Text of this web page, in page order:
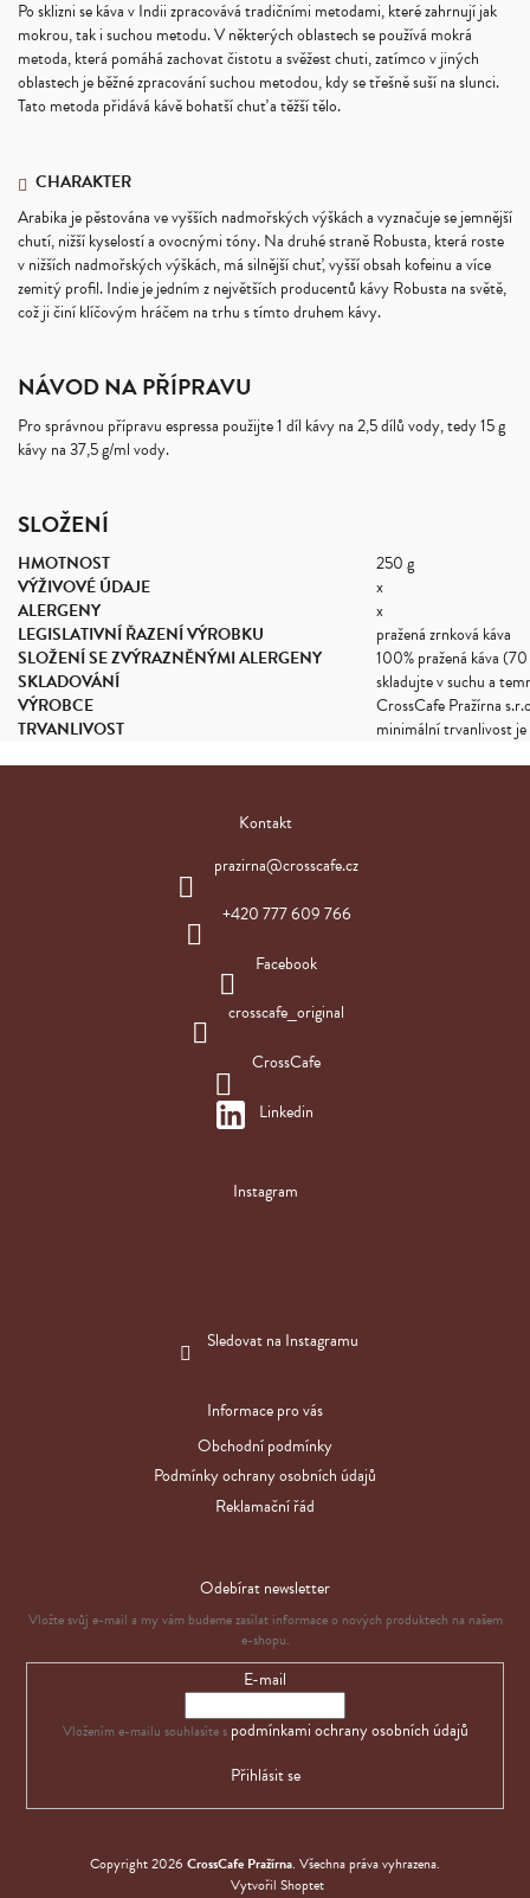
Po sklizni se káva v Indii zpracovává tradičními metodami, které zahrnují jak
mokrou, tak i suchou metodu. V některých oblastech se používá mokrá
metoda, která pomáhá zachovat čistotu a svěžest chuti, zatímco v jiných
oblastech je běžné zpracování suchou metodou, kdy se třešně suší na slunci.
Tato metoda přidává kávě bohatší chuť a těžší tělo.
CHARAKTER
Arabika je pěstována ve vyšších nadmořských výškách a vyznačuje se jemnější
chutí, nižší kyselostí a ovocnými tóny. Na druhé straně Robusta, která roste
v nižších nadmořských výškách, má silnější chuť, vyšší obsah kofeinu a více
zemitý profil. Indie je jedním z největších producentů kávy Robusta na světě,
což ji činí klíčovým hráčem na trhu s tímto druhem kávy.
NÁVOD NA PŘÍPRAVU
Pro správnou přípravu espressa použijte 1 díl kávy na 2,5 dílů vody, tedy 15 g
kávy na 37,5 g/ml vody.
SLOŽENÍ
HMOTNOST
250 g
VÝŽIVOVÉ ÚDAJE
x
ALERGENY
x
LEGISLATIVNÍ ŘAZENÍ VÝROBKU
pražená zrnková káva
SLOŽENÍ SE ZVÝRAZNĚNÝMI ALERGENY
100% pražená káva
SKLADOVÁNÍ
skladujte v suchu a
VÝROBCE
CrossCafe Pražírna
TRVANLIVOST
minimální trvanlivost je
Z
Kontakt
prazirna@crosscafe.cz
+420 777 609 766
Facebook
crosscafe_original
CrossCafe
Linkedin
Instagram
Sledovat na Instagramu
Informace pro vás
Obchodní podmínky
Podmínky ochrany osobních údajů
Reklamační řád
Odebírat newsletter
Vložte svůj e-mail a my vám budeme zasílat informace o nových produktech na našem
e-shopu.
E-mail
Vložením e-mailu souhlasíte s podmínkami ochrany osobních údajů
Přihlásit se
Vytvořil Shoptet
Copyright 2026 CrossCafe Pražírna. Všechna práva vyhrazena.